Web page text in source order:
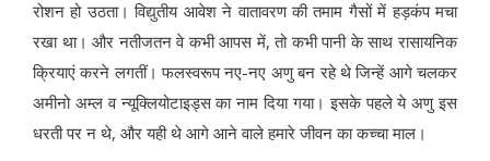
रोशन हो उठता। विद्युतीय आवेश ने वातावरण की तमाम गैसों में हड़कंप मचा
रखा था। और नतीजतन वे कभी आपस में, तो कभी पानी के साथ रासायनिक
क्रियाएं करने लगतीं। फलस्वरूप नए-नए अणु बन रहे थे जिन्हें आगे चलकर
अमीनो अम्ल व न्यूक्लियोटाइड्स का नाम दिया गया। इसके पहले ये अणु इस
धरती पर न थे, और यही थे आगे आने वाले हमारे जीवन का कच्चा माल।